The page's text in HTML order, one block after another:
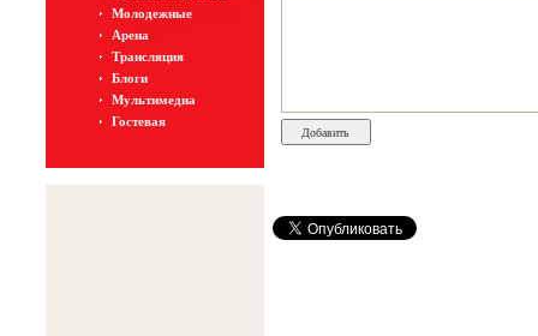
Молодежные
Арена
Трансляция
Блоги
Мультимедиа
Гостевая